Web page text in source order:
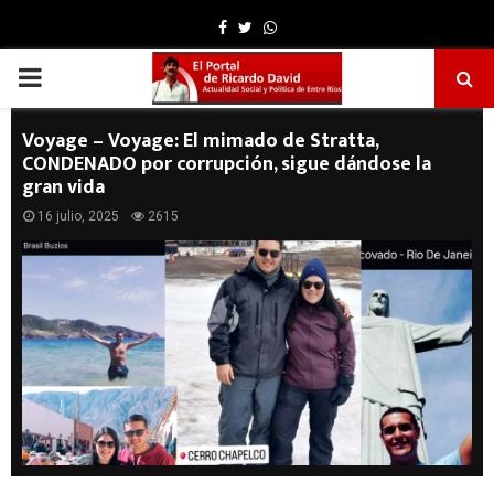
Facebook
TwitterWhatsapp
PRIMARY
MENU
Voyage – Voyage: El mimado de Stratta,
CONDENADO por corrupción, sigue dándose la
gran vida
16 julio, 2025 2615